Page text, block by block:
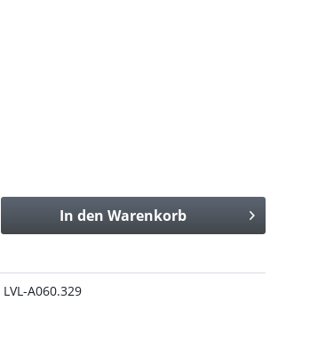
In den Warenkorb
LVL-A060.329